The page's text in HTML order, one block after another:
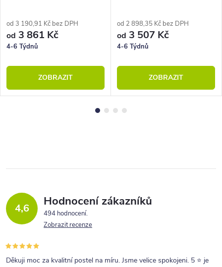
od 3 190,91 Kč bez DPH
od 3 861 Kč
4-6 Týdnů
ZOBRAZIT
od 2 898,35 Kč bez DPH
od 3 507 Kč
4-6 Týdnů
ZOBRAZIT
4,6 Hodnocení zákazníků
494 hodnocení
Zobrazit recenze
Děkuji moc za kvalitní postel na míru. Jsme velice spokojeni. 5 ⭐ je